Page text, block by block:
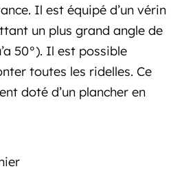
Il est équipé d’un vérin
un plus grand angle de
50°). Il est possible
toutes les ridelles. Ce
doté d’un plancher en